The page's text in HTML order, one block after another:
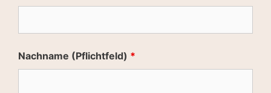
Nachname (Pflichtfeld) *